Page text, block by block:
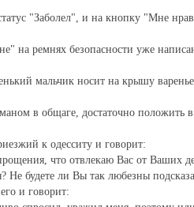
"Заболел", и на кнопку "Мне
на ремнях безопасности уже
мальчик носит на крышу
в общаге, достаточно положить
к одесситу и говорит:
что отвлекаю Вас от Ваших
Не будете ли Вы так любезны
и говорит: